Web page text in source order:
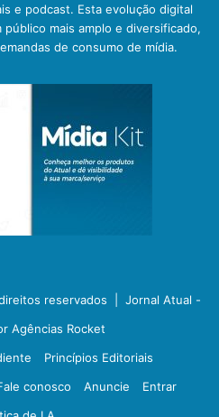
e podcast. Esta evolução digital
mais amplo e diversificado,
de consumo de mídia.
reservados | Jornal Atual -
Agências Rocket
Princípios Editoriais
conosco Anuncie
Entrar